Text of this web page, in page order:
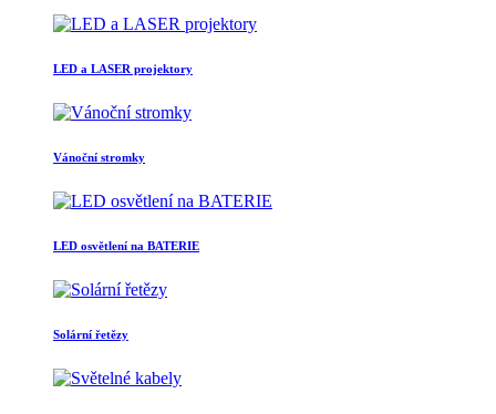
LED a LASER projektory
Vánoční stromky
LED osvětlení na BATERIE
Solární řetězy